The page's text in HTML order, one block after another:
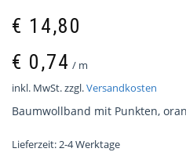
€ 14,80
€ 0,74 / m
inkl. MwSt.zzgl.Versandkosten
Baumwollband mit Punkten,
Lieferzeit:2-4 Werktage